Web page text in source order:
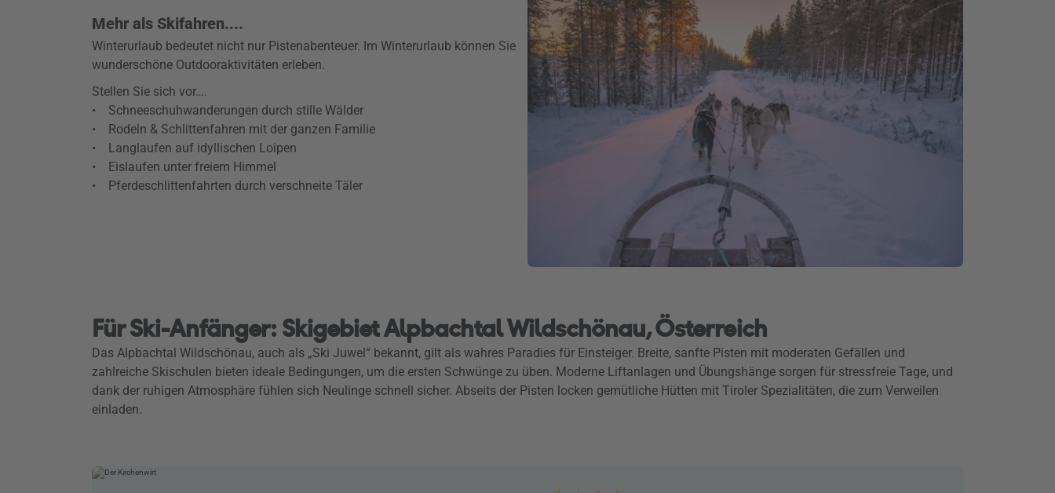
Mehr als Skifahren....
Winterurlaub bedeutet nicht nur Pistenabenteuer. Im Winterurlaub können Sie
wunderschöne Outdooraktivitäten erleben.
Stellen Sie sich vor….
• Schneeschuhwanderungen durch stille Wälder
• Rodeln & Schlittenfahren mit der ganzen Familie
• Langlaufen auf idyllischen Loipen
• Eislaufen unter freiem Himmel
• Pferdeschlittenfahrten durch verschneite Täler
Für Ski-Anfänger: Skigebiet Alpbachtal Wildschönau, Österreich
Das Alpbachtal Wildschönau, auch als „Ski Juwel“ bekannt, gilt als wahres Paradies für Einsteiger. Breite, sanfte Pisten mit moderaten Gefällen und
zahlreiche Skischulen bieten ideale Bedingungen, um die ersten Schwünge zu üben. Moderne Liftanlagen und Übungshänge sorgen für stressfreie Tage, und
dank der ruhigen Atmosphäre fühlen sich Neulinge schnell sicher. Abseits der Pisten locken gemütliche Hütten mit Tiroler Spezialitäten, die zum Verweilen
einladen.